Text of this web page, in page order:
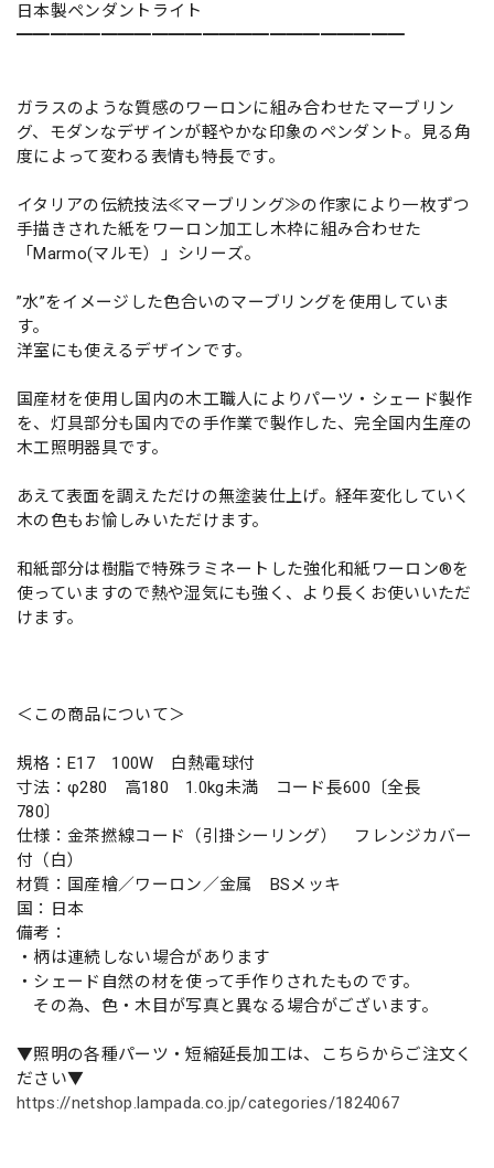
日本製ペンダントライト
━━━━━━━━━━━━━━━━━━━━━━━
ガラスのような質感のワーロンに組み合わせたマーブリン
グ、モダンなデザインが軽やかな印象のペンダント。見る角
度によって変わる表情も特長です。
イタリアの伝統技法≪マーブリング≫の作家により一枚ずつ
手描きされた紙をワーロン加工し木枠に組み合わせた
「Marmo(マルモ）」シリーズ。
”水”をイメージした色合いのマーブリングを使用していま
す。
洋室にも使えるデザインです。
国産材を使用し国内の木工職人によりパーツ・シェード製作
を、灯具部分も国内での手作業で製作した、完全国内生産の
木工照明器具です。
あえて表面を調えただけの無塗装仕上げ。経年変化していく
木の色もお愉しみいただけます。
和紙部分は樹脂で特殊ラミネートした強化和紙ワーロン®を
使っていますので熱や湿気にも強く、より長くお使いいただ
けます。
＜この商品について＞
規格：E17 100W 白熱電球付
寸法：φ280 高180 1.0kg未満 コード長600〔全長
780〕
仕様：金茶撚線コード（引掛シーリング） フレンジカバー
付（白）
材質：国産檜／ワーロン／金属 BSメッキ
国：日本
備考：
・柄は連続しない場合があります
・シェード自然の材を使って手作りされたものです。
その為、色・木目が写真と異なる場合がございます。
▼照明の各種パーツ・短縮延長加工は、こちらからご注文く
ださい▼
https://netshop.lampada.co.jp/categories/1824067